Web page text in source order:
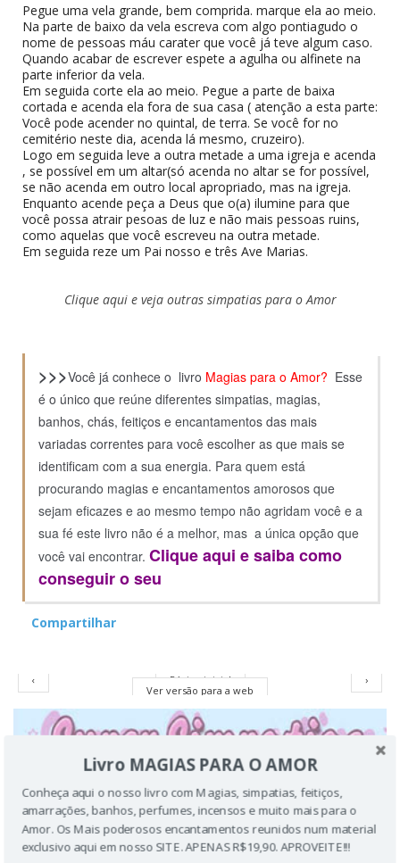
Pegue uma vela grande, bem comprida. marque ela ao meio.
Na parte de baixo da vela escreva com algo pontiagudo o
nome de pessoas máu carater que você já teve algum caso.
Quando acabar de escrever espete a agulha ou alfinete na
parte inferior da vela.
Em seguida corte ela ao meio. Pegue a parte de baixa
cortada e acenda ela fora de sua casa ( atenção a esta parte:
Você pode acender no quintal, de terra. Se você for no
cemitério neste dia, acenda lá mesmo, cruzeiro).
Logo em seguida leve a outra metade a uma igreja e acenda
, se possível em um altar(só acenda no altar se for possível,
se não acenda em outro local apropriado, mas na igreja.
Enquanto acende peça a Deus que o(a) ilumine para que
você possa atrair pesoas de luz e não mais pessoas ruins,
como aquelas que você escreveu na outra metade.
Em seguida reze um Pai nosso e três Ave Marias.
Clique aqui e veja outras simpatias para o Amor
>>>Você já conhece o livro Magias para o Amor? Esse
é o único que reúne diferentes simpatias, magias,
banhos, chás, feitiços e encantamentos das mais
variadas correntes para você escolher as que mais se
identificam com a sua energia. Para quem está
procurando magias e encantamentos amorosos que
sejam eficazes e ao mesmo tempo não agridam você e a
sua fé este livro não é a melhor, mas a única opção que
você vai encontrar. Clique aqui e saiba como
conseguir o seu
Compartilhar
‹ ›
Página inicial
Ver versão para a web
Livro MAGIAS PARA O AMOR
Conheça aqui o nosso livro com Magias, simpatias, feitiços,
amarrações, banhos, perfumes, incensos e muito mais para o
Amor. Os Mais poderosos encantamentos reunidos num material
exclusivo aqui em nosso SITE. APENAS R$19,90. APROVEITE!!!